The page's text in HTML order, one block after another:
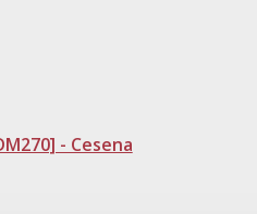
- Cesena